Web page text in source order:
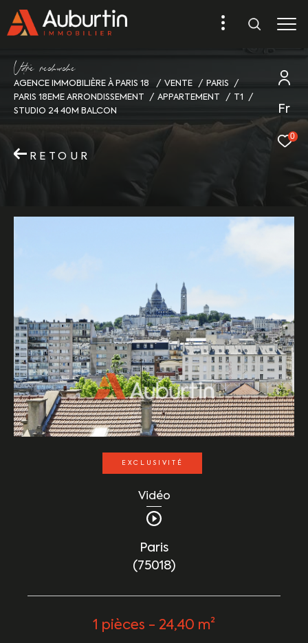
Fr
0
Vore recece
AGENCE IMMOBILIÈRE À PARIS 18 VENTE
PARIS
PARIS 18EME ARRONDISSEMENT
APPARTEMENT
T1
STUDIO 24 40M BALCON
RETOUR
EXCLUSIVITÉ
Vidéo
Paris
(75018)
1 pièces - 24,40 m²